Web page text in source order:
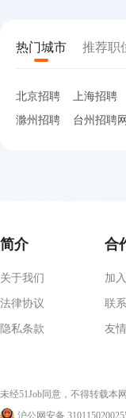
热门城市 推荐职
北京招聘 上海招聘
滁州招聘
台州招聘网
简介
关于我们
法律协议
隐私条款
合
加
联
友
未经51Job同意，不得转载本
沪公网安备